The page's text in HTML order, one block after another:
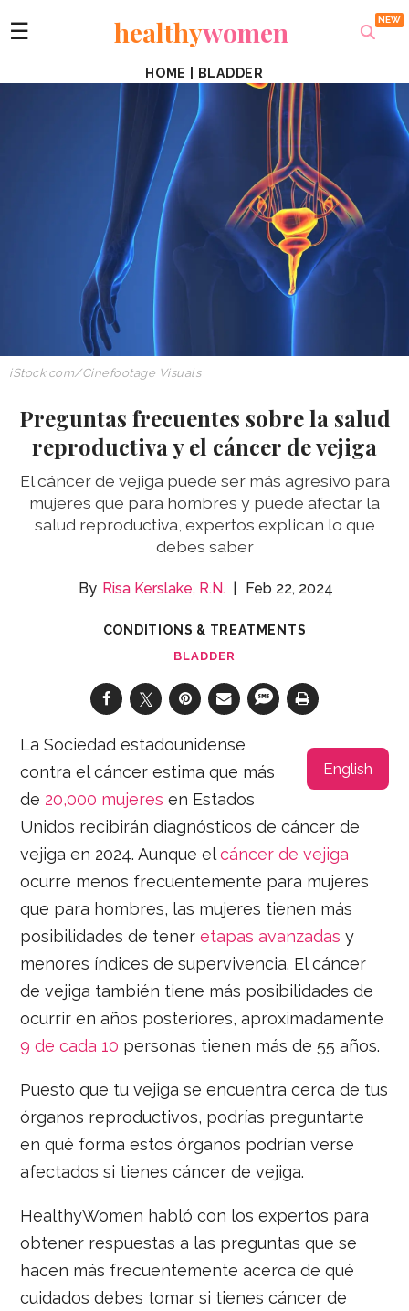
☰ healthywomen
HOME BLADDER
iStock.com/Cinefootage Visuals
Preguntas frecuentes sobre la salud
reproductiva y el cáncer de vejiga
El cáncer de vejiga puede ser más agresivo para
mujeres que para hombres y puede afectar la
salud reproductiva, expertos explican lo que
debes saber
Risa Kerslake, R.N. Feb 22, 2024
CONDITIONS & TREATMENTS
BLADDER
English
La Sociedad estadounidense
contra el cáncer estima que más
de 20,000 mujeres en Estados
Unidos recibirán diagnósticos de cáncer de
vejiga en 2024. Aunque elcáncer de vejiga
ocurre menos frecuentemente para mujeres
que para hombres, las mujeres tienen más
posibilidades de tener etapas avanzadas y
menores índices de supervivencia. El cáncer
de vejiga también tiene más posibilidades de
ocurrir en años posteriores, aproximadamente
9 de cada 10 personas tienen más de 55 años.
Puesto que tu vejiga se encuentra cerca de tus
órganos reproductivos, podrías preguntarte
en qué forma estos órganos podrían verse
afectados si tienes cáncer de vejiga.
HealthyWomen habló con los expertos para
obtener respuestas a las preguntas que se
hacen más frecuentemente acerca de qué
cuidados debes tomar si tienes cáncer de